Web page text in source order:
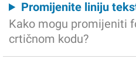
Promijenite liniju
Kako mogu promijeniti
crtičnom kodu?